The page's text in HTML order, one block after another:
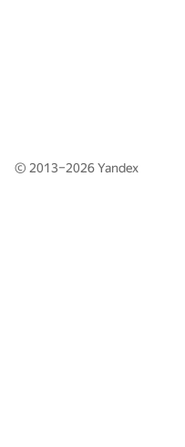
© 2013–2026Yandex